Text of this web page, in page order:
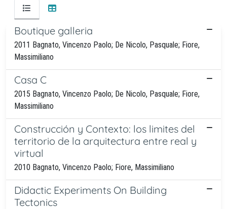
Boutique galleria
2011 Bagnato, Vincenzo Paolo; De Nicolo, Pasquale; Fiore,
Massimiliano
Casa C
2015 Bagnato, Vincenzo Paolo; De Nicolo, Pasquale; Fiore,
Massimiliano
Construcción y Contexto: los limites del
territorio de la arquitectura entre real y
virtual
2010 Bagnato, Vincenzo Paolo; Fiore, Massimiliano
Didactic Experiments On Building
Tectonics